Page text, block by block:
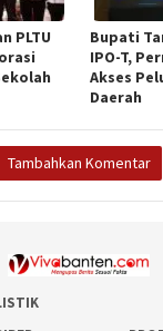
PLTU
Bupati
IPO-T,
Akses
Daerah
Tambahkan Komentar